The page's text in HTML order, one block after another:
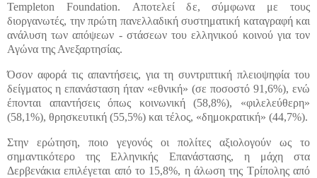
Templeton Foundation. Αποτελεί δε, σύμφωνα με τους
διοργανωτές, την πρώτη πανελλαδική συστηματική καταγραφή και
ανάλυση των απόψεων - στάσεων του ελληνικού κοινού για τον
Αγώνα της Ανεξαρτησίας.
Όσον αφορά τις απαντήσεις, για τη συντριπτική πλειοψηφία του
δείγματος η επανάσταση ήταν «εθνική» (σε ποσοστό 91,6%), ενώ
έπονται απαντήσεις όπως κοινωνική (58,8%), «φιλελεύθερη»
(58,1%), θρησκευτική (55,5%) και τέλος, «δημοκρατική» (44,7%).
Στην ερώτηση, ποιο γεγονός οι πολίτες αξιολογούν ως το
σημαντικότερο της Ελληνικής Επανάστασης, η μάχη στα
Δερβενάκια επιλέγεται από το 15,8%, η άλωση της Τρίπολης από